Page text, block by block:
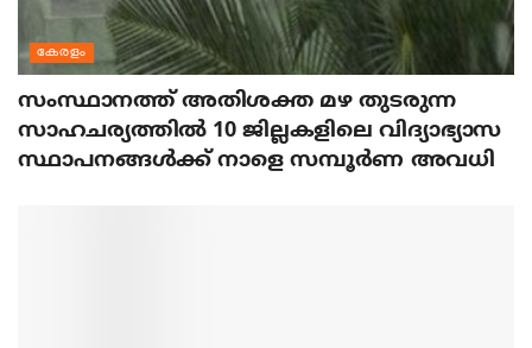
കേരളം
സംസ്ഥാനത്ത് അതിശക്ത മഴ തുടരുന്ന
സാഹചര്യത്തിൽ 10 ജില്ലകളിലെ വിദ്യാഭ്യാസ
സ്ഥാപനങ്ങൾക്ക് നാളെ സമ്പൂർണ അവധി